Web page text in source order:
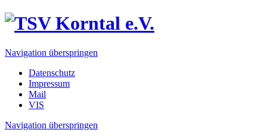
Navigation überspringen
Datenschutz
Impressum
Mail
VIS
Navigation überspringen